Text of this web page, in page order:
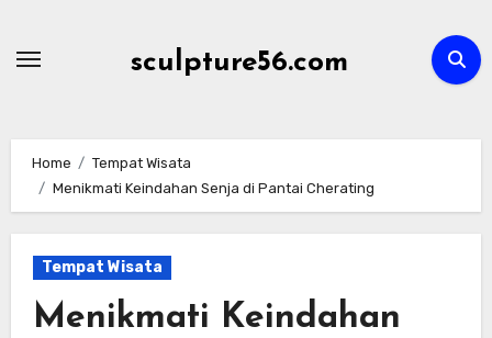
sculpture56.com
Home
Tempat Wisata
Menikmati Keindahan Senja di Pantai Cherating
Tempat Wisata
Menikmati Keindahan